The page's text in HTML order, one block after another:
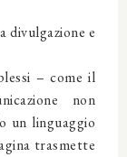
divulgazione e
– come il
non
un linguaggio
trasmette